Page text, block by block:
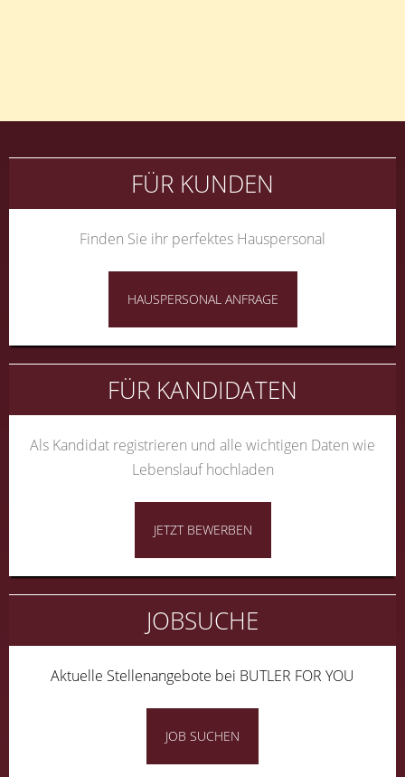
FÜR KUNDEN
Finden Sie ihr perfektes Hauspersonal
HAUSPERSONAL ANFRAGE
FÜR KANDIDATEN
Als Kandidat registrieren und alle wichtigen Daten wie
Lebenslauf hochladen
JETZT BEWERBEN
JOBSUCHE
Aktuelle Stellenangebote bei BUTLER FOR YOU
JOB SUCHEN